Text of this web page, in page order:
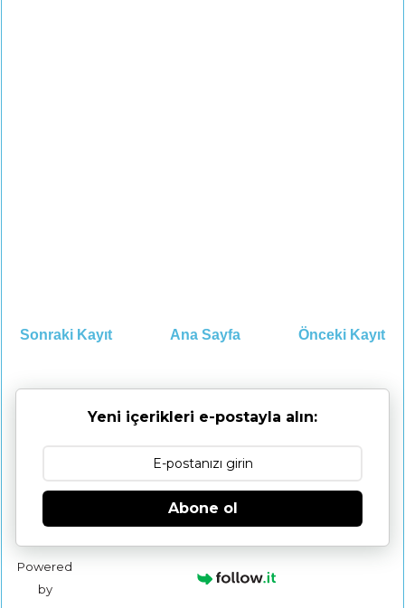
Sonraki Kayıt Önceki Kayıt
Ana Sayfa
Yeni içerikleri e-postayla alın:
Abone ol
Powered
by